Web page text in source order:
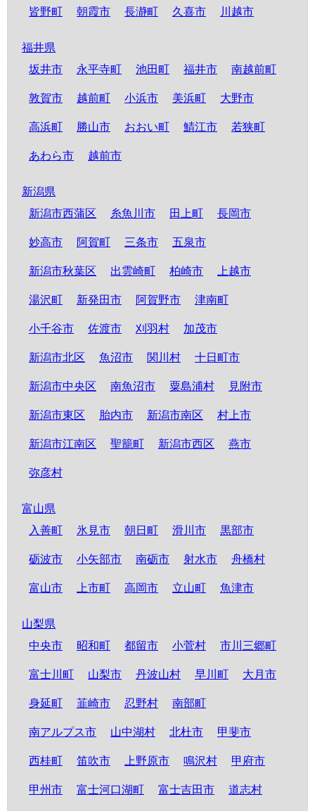
皆野町 朝霞市 長瀞町 久喜市 川越市
福井県
坂井市
永平寺町 池田町 福井市 南越前町
敦賀市 越前町 小浜市 美浜町 大野市
高浜町 勝山市 おおい町 鯖江市 若狭町
あわら市 越前市
新潟県
新潟市西蒲区
糸魚川市 田上町 長岡市
妙高市 阿賀町 三条市 五泉市
新潟市秋葉区 出雲崎町 柏崎市 上越市
湯沢町 新発田市 阿賀野市 津南町
小千谷市 佐渡市 刈羽村 加茂市
新潟市北区 魚沼市 関川村 十日町市
新潟市中央区 南魚沼市 粟島浦村 見附市
新潟市東区 胎内市 新潟市南区 村上市
新潟市江南区 聖籠町 新潟市西区 燕市
弥彦村
富山県
入善町
氷見市 朝日町 滑川市 黒部市
砺波市 小矢部市 南砺市 射水市 舟橋村
富山市 上市町 高岡市 立山町 魚津市
山梨県
中央市
昭和町 都留市 小菅村 市川三郷町
富士川町 山梨市 丹波山村 早川町 大月市
身延町 韮崎市 忍野村 南部町
南アルプス市 山中湖村 北杜市 甲斐市
西桂町 笛吹市 上野原市 鳴沢村 甲府市
甲州市 富士河口湖町 富士吉田市 道志村